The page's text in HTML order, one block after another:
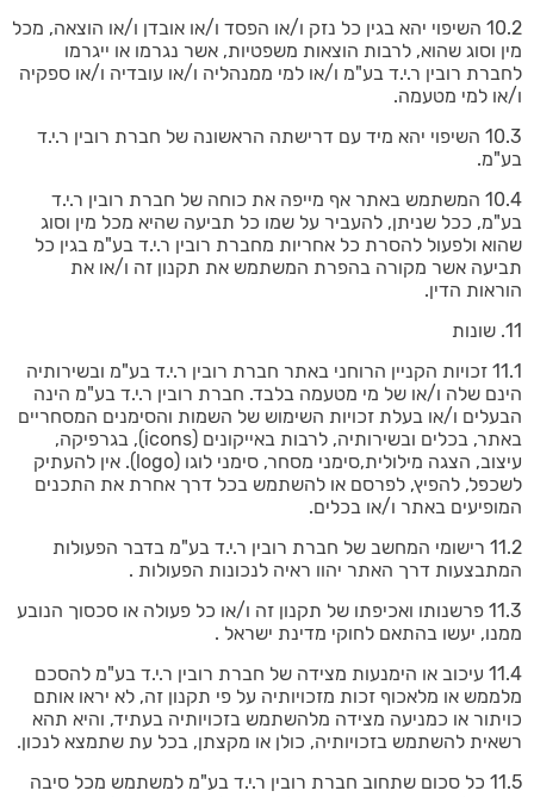
10.2 השיפוי יהא בגין כל נזק ו/או הפסד ו/או אובדן ו/או הוצאה, מכל
מין וסוג שהוא, לרבות הוצאות משפטיות, אשר נגרמו או ייגרמו
לחברת רובין ר.י.ד בע"מ ו/או למי ממנהליה ו/או עובדיה ו/או ספקיה
ו/או למי מטעמה.
10.3 השיפוי יהא מיד עם דרישתה הראשונה של חברת רובין ר.י.ד
בע"מ.
10.4 המשתמש באתר אף מייפה את כוחה של חברת רובין ר.י.ד
בע"מ, ככל שניתן, להעביר על שמו כל תביעה שהיא מכל מין וסוג
שהוא ולפעול להסרת כל אחריות מחברת רובין ר.י.ד בע"מ בגין כל
תביעה אשר מקורה בהפרת המשתמש את תקנון זה ו/או את
הוראות הדין.
11. שונות
11.1 זכויות הקניין הרוחני באתר חברת רובין ר.י.ד בע"מ ובשירותיה
הינם שלה ו/או של מי מטעמה בלבד. חברת רובין ר.י.ד בע"מ הינה
הבעלים ו/או בעלת זכויות השימוש של השמות והסימנים המסחריים
באתר, בכלים ובשירותיה, לרבות באייקונים (icons), בגרפיקה,
עיצוב, הצגה מילולית,סימני מסחר, סימני לוגו (logo). אין להעתיק
לשכפל, להפיץ, לפרסם או להשתמש בכל דרך אחרת את התכנים
המופיעים באתר ו/או בכלים.
11.2 רישומי המחשב של חברת רובין ר.י.ד בע"מ בדבר הפעולות
המתבצעות דרך האתר יהוו ראיה לנכונות הפעולות .
11.3 פרשנותו ואכיפתו של תקנון זה ו/או כל פעולה או סכסוך הנובע
ממנו, יעשו בהתאם לחוקי מדינת ישראל .
11.4 עיכוב או הימנעות מצידה של חברת רובין ר.י.ד בע"מ להסכם
מלממש או מלאכוף זכות מזכויותיה על פי תקנון זה, לא יראו אותם
כויתור או כמניעה מצידה מלהשתמש בזכויותיה בעתיד, והיא תהא
רשאית להשתמש בזכויותיה, כולן או מקצתן, בכל עת שתמצא לנכון.
11.5 כל סכום שתחוב חברת רובין ר.י.ד בע"מ למשתמש מכל סיבה